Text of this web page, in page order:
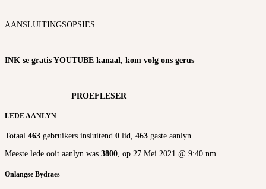
AANSLUITINGSOPSIES
INK se gratis YOUTUBE kanaal, kom volg ons gerus
PROEFLESER
LEDE AANLYN
Totaal 463 gebruikers insluitend 0 lid, 463 gaste aanlyn
Meeste lede ooit aanlyn was 3800, op 27 Mei 2021 @ 9:40 nm
Onlangse Bydraes